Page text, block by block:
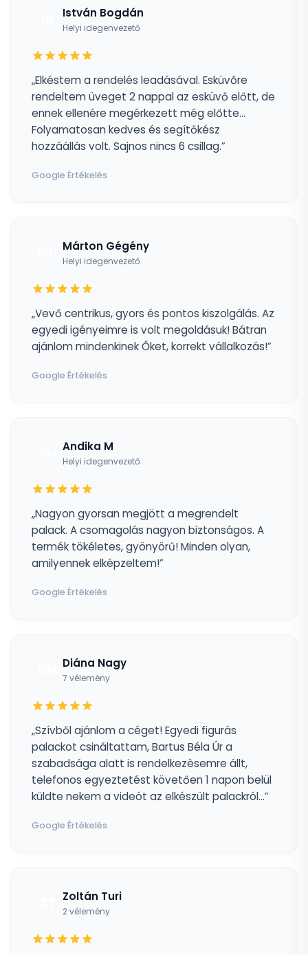
István Bogdán
Helyi idegenvezető
„Elkéstem a rendelés leadásával. Esküvőre
rendeltem üveget 2 nappal az esküvő előtt, de
ennek ellenére megérkezett még előtte...
Folyamatosan kedves és segítőkész
hozzáállás volt. Sajnos nincs 6 csillag.”
Google Értékelés
Márton Gégény
Helyi idegenvezető
„Vevő centrikus, gyors és pontos kiszolgálás. Az
egyedi igényeimre is volt megoldásuk! Bátran
ajánlom mindenkinek Őket, korrekt vállalkozás!”
Google Értékelés
Andika M
Helyi idegenvezető
„Nagyon gyorsan megjött a megrendelt
palack. A csomagolás nagyon biztonságos. A
termék tökéletes, gyönyörű! Minden olyan,
amilyennek elképzeltem!”
Google Értékelés
Diána Nagy
7 vélemény
„Szívből ajánlom a céget! Egyedi figurás
palackot csináltattam, Bartus Béla Úr a
szabadsága alatt is rendelkezèsemre állt,
telefonos egyeztetést követően 1 napon belül
küldte nekem a videót az elkészült palackról...”
Google Értékelés
Zoltán Turi
2 vélemény